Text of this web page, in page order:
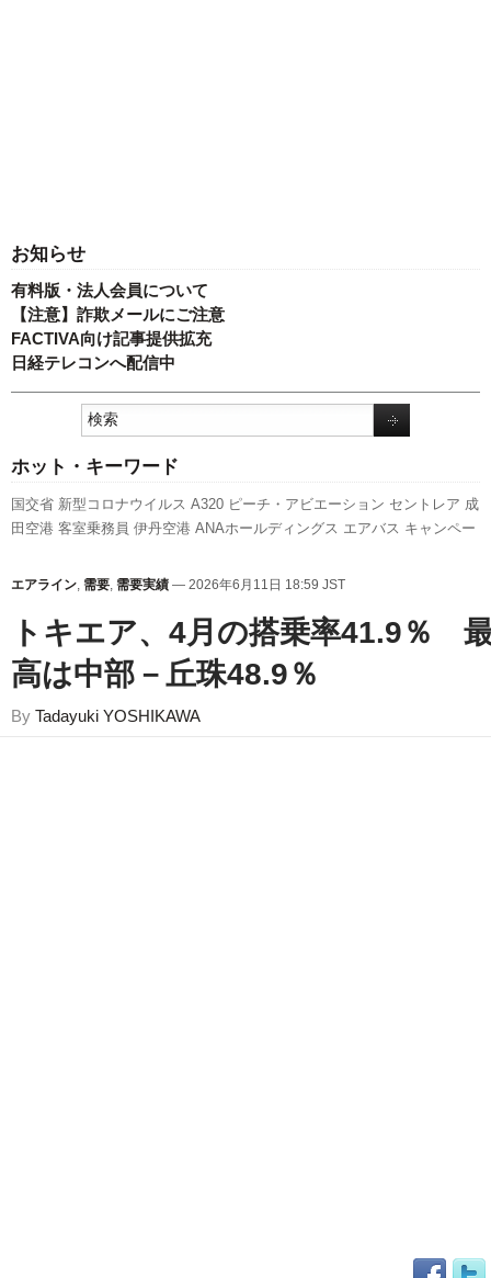
お知らせ
有料版・法人会員について
【注意】詐欺メールにご注意
FACTIVA向け記事提供拡充
日経テレコンへ配信中
ホット・キーワード
国交省 新型コロナウイルス A320 ピーチ・アビエーション セントレア 成
田空港 客室乗務員 伊丹空港 ANAホールディングス エアバス キャンペー
国交省航空局 737NG 訪日客 スターフライヤー 旅客数
実績
発着回数
エアライン, 需要, 需要実績 — 2026年6月11日 18:59 JST
トキエア、4月の搭乗率41.9％
高は中部－丘珠48.9％
By Tadayuki YOSHIKAWA